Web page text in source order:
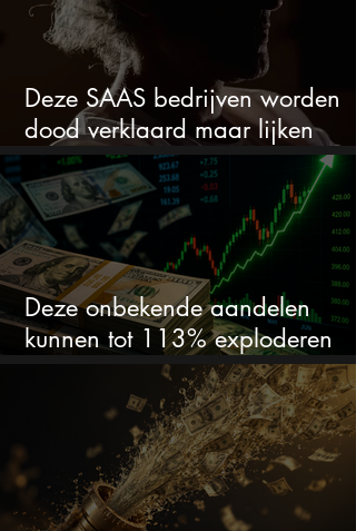
Deze SAAS bedrijven worden
dood verklaard maar lijken
springlevend
Deze onbekende aandelen
kunnen tot 113% exploderen
(één springt eruit)